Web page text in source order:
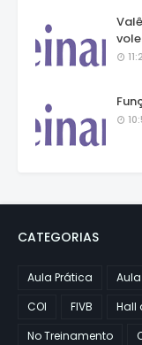
CATEGORIAS
Aula Prática
COI
FIVB Hall
No Treinamento